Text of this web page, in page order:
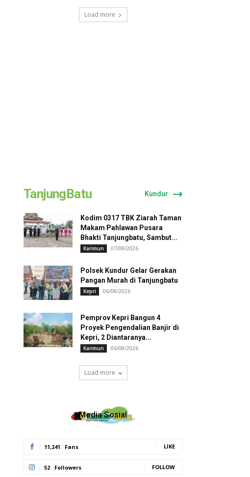
Load more
TanjungBatu Kundur
Kodim 0317 TBK Ziarah Taman
Makam Pahlawan Pusara
Bhakti Tanjungbatu, Sambut...
Karimun 07/08/2026
Polsek Kundur Gelar Gerakan
Pangan Murah di Tanjungbatu
Kepri 06/08/2026
Pemprov Kepri Bangun 4
Proyek Pengendalian Banjir di
Kepri, 2 Diantaranya...
Karimun 06/08/2026
Load more
Media Sosial
11,241 Fans LIKE
52 Followers FOLLOW